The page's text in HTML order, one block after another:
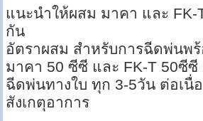
แนะนำให้ผสม มาคา และ
กัน
อัตราผสม สำหรับการฉีดพ่นพ
มาคา 50 ซีซี และ FK-T 50ซี
ฉีดพ่นทางใบ ทุก 3-5วัน ต่อเนื่
สังเกตุอาการ